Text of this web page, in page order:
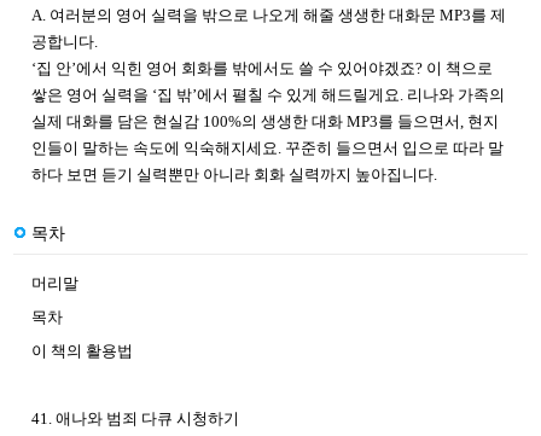
A. 여러분의 영어 실력을 밖으로 나오게 해줄 생생한 대화문 MP3를 제
공합니다.
‘집 안’에서 익힌 영어 회화를 밖에서도 쓸 수 있어야겠죠? 이 책으로
쌓은 영어 실력을 ‘집 밖’에서 펼칠 수 있게 해드릴게요. 리나와 가족의
실제 대화를 담은 현실감 100%의 생생한 대화 MP3를 들으면서, 현지
인들이 말하는 속도에 익숙해지세요. 꾸준히 들으면서 입으로 따라 말
하다 보면 듣기 실력뿐만 아니라 회화 실력까지 높아집니다.
목차
머리말
목차
이 책의 활용법
41. 애나와 범죄 다큐 시청하기